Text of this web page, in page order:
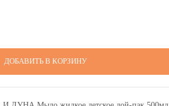
ДОБАВИТЬ В КОРЗИНУ